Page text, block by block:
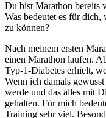
Du bist Marathon bereits
Was bedeutet es für
zu können?
Nach meinem ersten
einen Marathon laufen.
Typ-1-Diabetes erhielt,
Wenn ich damals
werde und das alles mit
gehalten. Für mich
Training sehr viel.